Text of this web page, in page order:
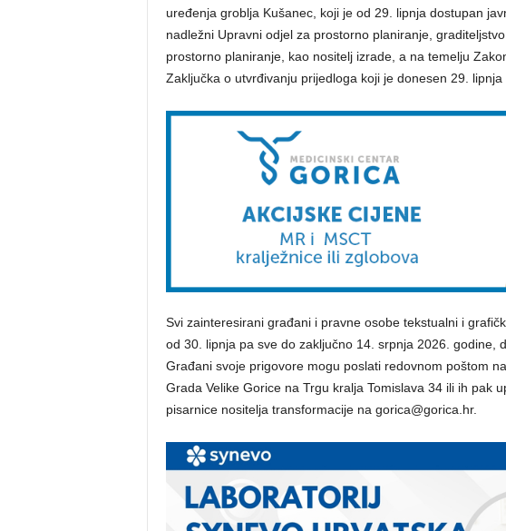
uređenja groblja Kušanec, koji je od 29. lipnja dostupan
nadležni Upravni odjel za prostorno planiranje,
prostorno planiranje, kao nositelj izrade, a na temelju
Zaključka o utvrđivanju prijedloga koji je donesen 29. lipnja
Svi zainteresirani građani i pravne osobe tekstualni i
od 30. lipnja pa sve do zaključno 14. srpnja 2026. godine,
Građani svoje prigovore mogu poslati redovnom poštom
Grada Velike Gorice na Trgu kralja Tomislava 34 ili ih pak
pisarnice nositelja transformacije na gorica@gorica.hr.